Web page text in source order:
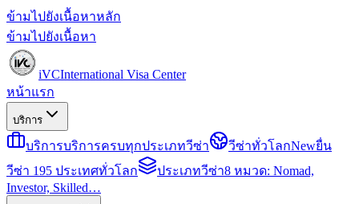
ข้ามไปยังเนื้อหาหลัก
ข้ามไปยังเนื้อหา
iVCInternational Visa Center
หน้าแรก
บริการ
บริการบริการครบทุกประเภทวีซ่า วีซ่าทั่วโลกNewยื่น
วีซ่า 195 ประเทศทั่วโลก
ประเภทวีซ่า8 หมวด: Nomad,
Investor, Skilled…